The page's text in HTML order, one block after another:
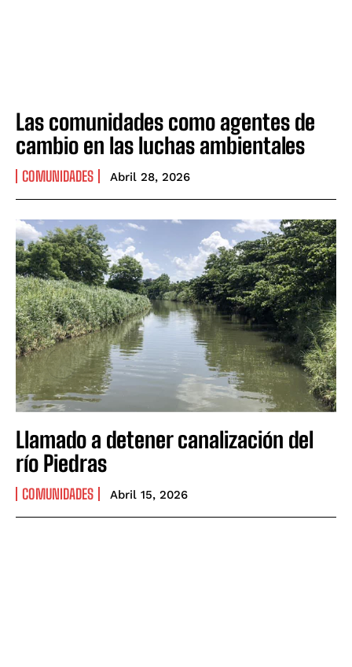
Las comunidades como agentes de
cambio en las luchas ambientales
COMUNIDADES Abril 28, 2026
Llamado a detener canalización del
río Piedras
COMUNIDADES Abril 15, 2026